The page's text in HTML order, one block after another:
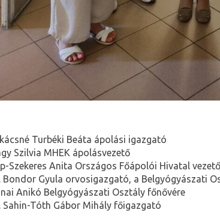
Turbéki Beáta ápolási igazgató
Szilvia MHEK ápolásvezető
Szekeres Anita Országos Főápolói Hivatal
Bondor Gyula orvosigazgató, a Belgyógyászati
Anikó Belgyógyászati Osztály főnővére
Sahin-Tóth Gábor Mihály főigazgató